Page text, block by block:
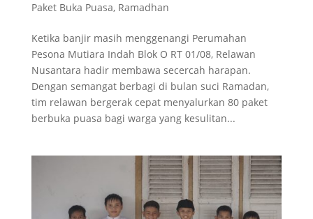
Paket Buka Puasa, Ramadhan
Ketika banjir masih menggenangi Perumahan
Pesona Mutiara Indah Blok O RT 01/08, Relawan
Nusantara hadir membawa secercah harapan.
Dengan semangat berbagi di bulan suci Ramadan,
tim relawan bergerak cepat menyalurkan 80 paket
berbuka puasa bagi warga yang kesulitan...